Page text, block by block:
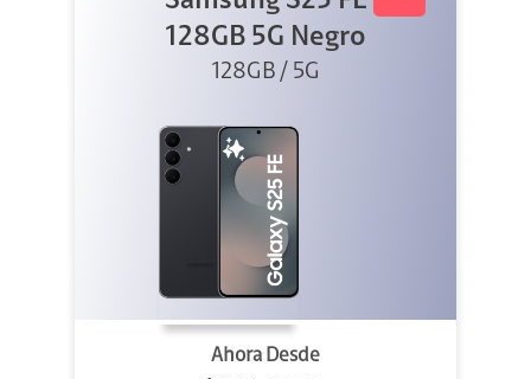
128GB 5G Negro
128GB / 5G
Ahora Desde